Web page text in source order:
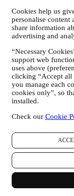
Cookies help us
personalise content
share information
advertising and
“Necessary
support web
uses above
clicking “Accept all
you manage each
cookies only”, so
installed.
Check our Cookie
uppgifter om
för köpet,
data om din
adress,
huruvida du är
geografiskt
dina besök på
användare
statistisk analys
din egen
Personuppgifter som
webbplatsen eller på